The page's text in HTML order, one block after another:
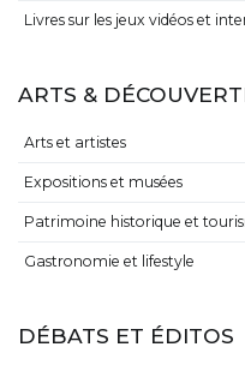
Livres sur les jeux vidéos et
ARTS &
Arts et artistes
Expositions et musées
Patrimoine historique et
Gastronomie et lifestyle
DÉBATS ET ÉDITOS